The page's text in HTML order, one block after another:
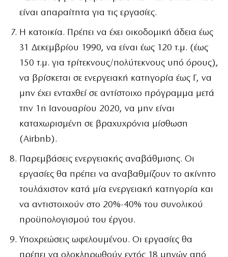
είναι απαραίτητα για τις εργασίες.
Η κατοικία. Πρέπει να έχει οικοδομική άδεια έως
31 Δεκεμβρίου 1990, να είναι έως 120 τ.μ. (έως
150 τ.μ. για τρίτεκνους/πολύτεκνους υπό όρους),
να βρίσκεται σε ενεργειακή κατηγορία έως Γ, να
μην έχει ενταχθεί σε αντίστοιχο πρόγραμμα μετά
την 1η Ιανουαρίου 2020, να μην είναι
καταχωρισμένη σε βραχυχρόνια μίσθωση
(Airbnb).
Παρεμβάσεις ενεργειακής αναβάθμισης. Οι
εργασίες θα πρέπει να αναβαθμίζουν το ακίνητο
τουλάχιστον κατά μία ενεργειακή κατηγορία και
να αντιστοιχούν στο 20%-40% του συνολικού
προϋπολογισμού του έργου.
Υποχρεώσεις ωφελουμένου. Οι εργασίες θα